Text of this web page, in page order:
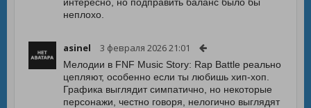
неплохо.
asinel 3 февраля 2026 21:01
Мелодии в FNF Music Story: Rap Battle реально
цепляют, особенно если ты любишь хип-хоп.
Графика выглядит симпатично, но некоторые
персонажи, честно говоря, нелогично выглядят